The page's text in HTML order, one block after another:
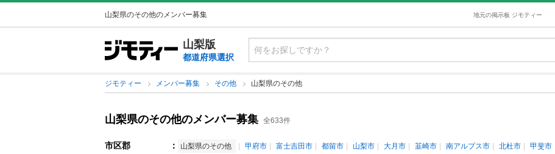
山梨県のその他のメンバー募集 地元の掲示板 ジモティー
山梨版
都道府県選択
ジモティー メンバー募集 その他 山梨県のその他
山梨県のその他のメンバー募集 全633件
市区郡 ： 山梨県のその他 甲府市 富士吉田市 都留市 山梨市 大月市 韮崎市 南アルプス市 北杜市 甲斐市